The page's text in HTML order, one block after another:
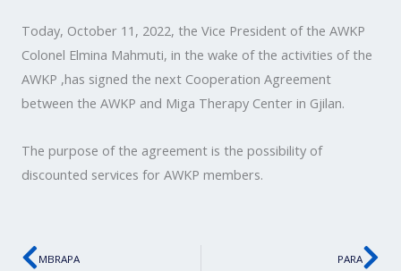
Today, October 11, 2022, the Vice President of the AWKP
Colonel Elmina Mahmuti, in the wake of the activities of the
AWKP ,has signed the next Cooperation Agreement
between the AWKP and Miga Therapy Center in Gjilan.
The purpose of the agreement is the possibility of
discounted services for AWKP members.
Prev
MBRAPA PARA